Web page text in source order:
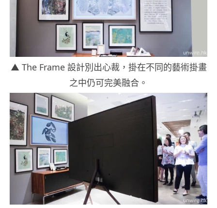
▲ The Frame 設計別出心裁，掛在不同的藝術掛畫
之中仍可完美融合。